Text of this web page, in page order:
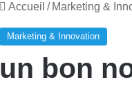
Accueil / Marketing &
Marketing & Innovation
un bon